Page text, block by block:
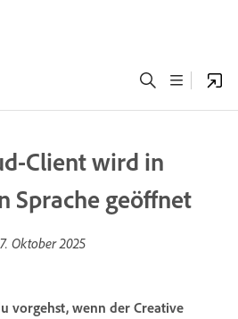
Client wird in
Sprache geöffnet
Oktober 2025
vorgehst, wenn der Creative